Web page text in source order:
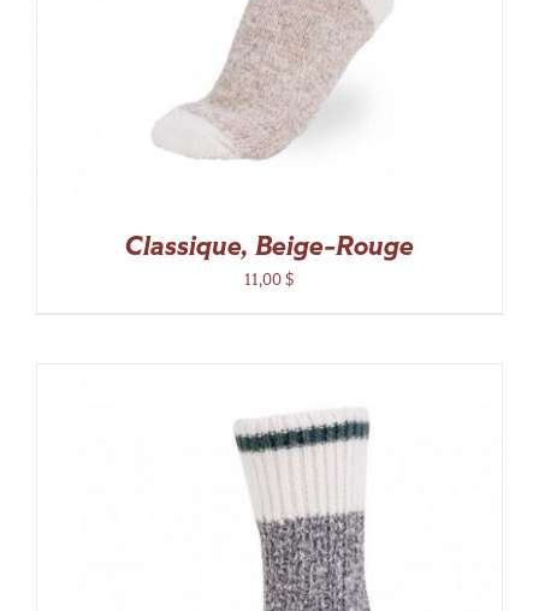
Classique, Beige-Rouge
11,00$